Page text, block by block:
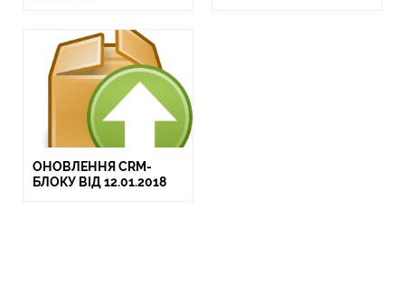
ОНОВЛЕННЯ CRM-
БЛОКУ ВІД 12.01.2018